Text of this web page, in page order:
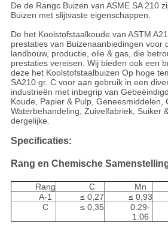
De de Rangc Buizen van ASME SA 210
Buizen met slijtvaste eigenschappen.
De het Koolstofstaalkoude van ASTM
prestaties van Buizenaanbiedingen voor
landbouw, productie, olie & gas, die
prestaties vereisen. Wij bieden ook een
deze het Koolstofstaalbuizen Op hoge
SA210 gr. C voor aan gebruik in een
industrieën met inbegrip van
Koude, Papier & Pulp, Geneesmiddelen,
Waterbehandeling, Zuivelfabriek, Suiker
dergelijke.
Specificaties:
Rang en Chemische
Rang C Mn
A-1
≤ 0,27 ≤ 0,93
C
≤ 0,35
0.29-
1.06